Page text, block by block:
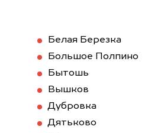
Белая Березка
Большое Полпино
Бытошь
Вышков
Дубровка
Дятьково